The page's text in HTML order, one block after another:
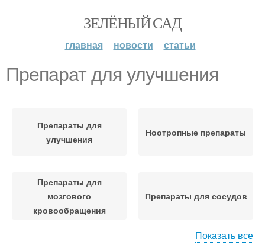
ЗЕЛЁНЫЙ САД
главная новости статьи
Препарат для улучшения
Препараты для
улучшения
Ноотропные препараты
Препараты для
мозгового
кровообращения
Препараты для сосудов
Показать все